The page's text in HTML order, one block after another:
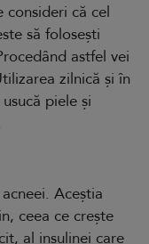
consideri că cel
să folosești
astfel vei
zilnică și în
piele și
Aceștia
ceea ce crește
al insulinei care